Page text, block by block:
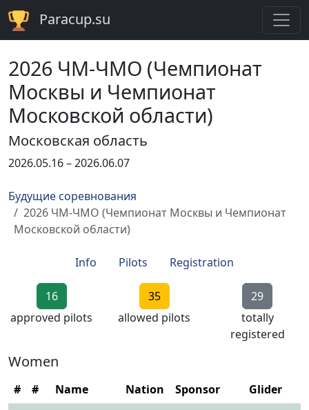
Paracup.su
2026 ЧМ-ЧМО (Чемпионат
Москвы и Чемпионат
Московской области)
Московская область
2026.05.16 – 2026.06.07
Будущие соревнования
2026 ЧМ-ЧМО (Чемпионат Москвы и Чемпионат
Московской области)
Info Pilots Registration
16
approved pilots
35
allowed pilots
29
totally
registered
Women
# # Name Nation Sponsor Glider